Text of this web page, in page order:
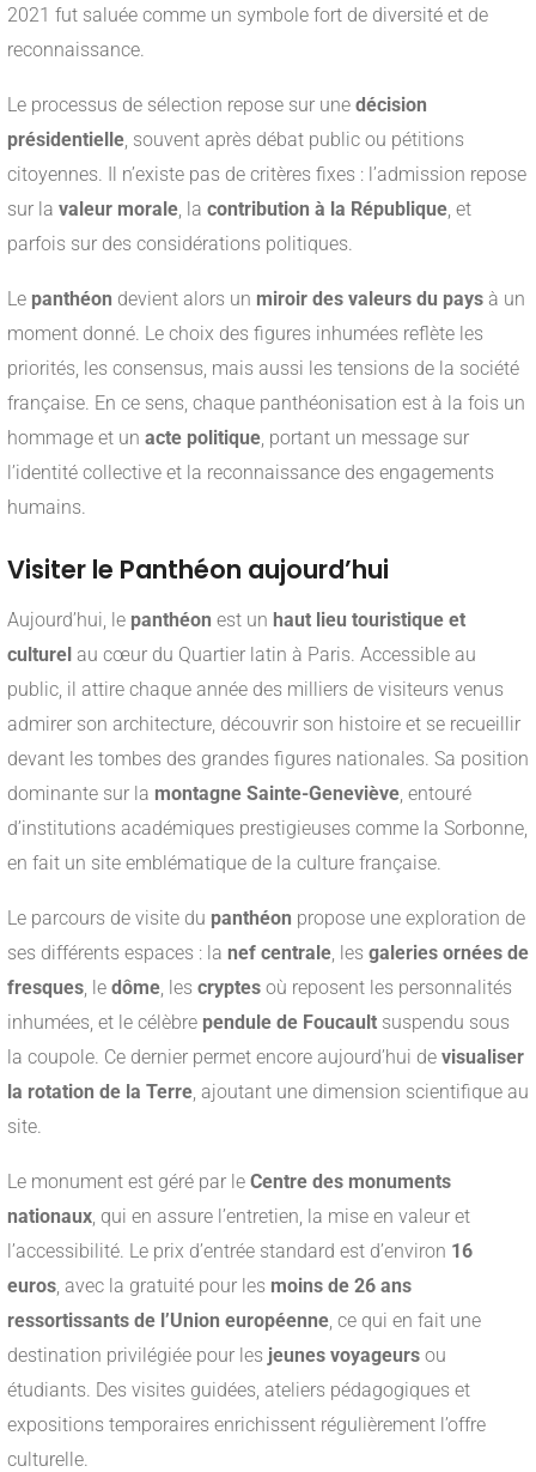
2021 fut saluée comme un symbole fort de diversité et de
reconnaissance.
Le processus de sélection repose sur une décision
présidentielle, souvent après débat public ou pétitions
citoyennes. Il n’existe pas de critères fixes : l’admission repose
sur la valeur morale, la contribution à la République, et
parfois sur des considérations politiques.
Le panthéon devient alors un miroir des valeurs du pays à un
moment donné. Le choix des figures inhumées reflète les
priorités, les consensus, mais aussi les tensions de la société
française. En ce sens, chaque panthéonisation est à la fois un
hommage et un acte politique, portant un message sur
l’identité collective et la reconnaissance des engagements
humains.
Visiter le Panthéon aujourd’hui
Aujourd’hui, le panthéon est un haut lieu touristique et
culturel au cœur du Quartier latin à Paris. Accessible au
public, il attire chaque année des milliers de visiteurs venus
admirer son architecture, découvrir son histoire et se recueillir
devant les tombes des grandes figures nationales. Sa position
dominante sur la montagne Sainte-Geneviève, entouré
d’institutions académiques prestigieuses comme la Sorbonne,
en fait un site emblématique de la culture française.
Le parcours de visite du panthéon propose une exploration de
ses différents espaces : la nef centrale, les galeries ornées de
fresques, le dôme, les cryptes où reposent les personnalités
inhumées, et le célèbre pendule de Foucault suspendu sous
la coupole. Ce dernier permet encore aujourd’hui de visualiser
la rotation de la Terre, ajoutant une dimension scientifique au
site.
Le monument est géré par le Centre des monuments
nationaux, qui en assure l’entretien, la mise en valeur et
l’accessibilité. Le prix d’entrée standard est d’environ 16
euros, avec la gratuité pour les moins de 26 ans
ressortissants de l’Union européenne, ce qui en fait une
destination privilégiée pour les jeunes voyageurs ou
étudiants. Des visites guidées, ateliers pédagogiques et
expositions temporaires enrichissent régulièrement l’offre
culturelle.